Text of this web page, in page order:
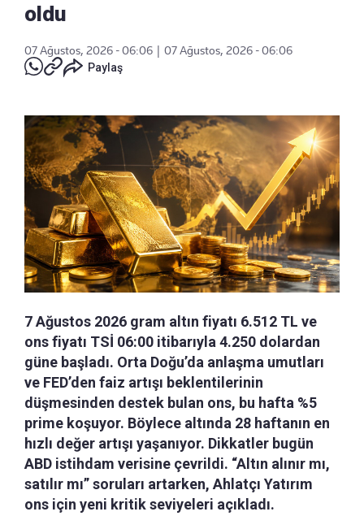
oldu
07 Ağustos, 2026 - 06:06 | 07 Ağustos, 2026 - 06:06
Paylaş
7 Ağustos 2026 gram altın fiyatı 6.512 TL ve
ons fiyatı TSİ 06:00 itibarıyla 4.250 dolardan
güne başladı. Orta Doğu’da anlaşma umutları
ve FED’den faiz artışı beklentilerinin
düşmesinden destek bulan ons, bu hafta %5
prime koşuyor. Böylece altında 28 haftanın en
hızlı değer artışı yaşanıyor. Dikkatler bugün
ABD istihdam verisine çevrildi. “Altın alınır mı,
satılır mı” soruları artarken, Ahlatçı Yatırım
ons için yeni kritik seviyeleri açıkladı.